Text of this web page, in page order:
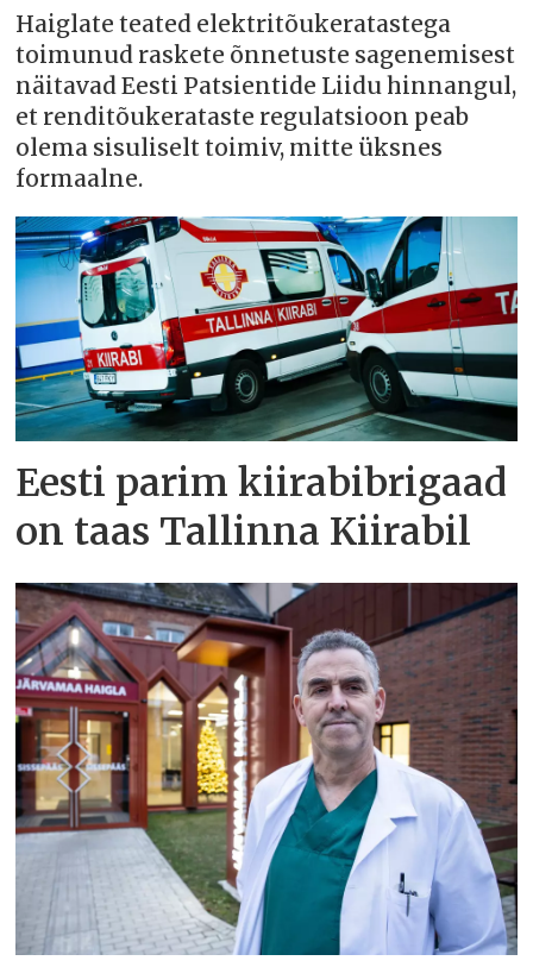
Haiglate teated elektritõukeratastega
toimunud raskete õnnetuste sagenemisest
näitavad Eesti Patsientide Liidu hinnangul,
et renditõukerataste regulatsioon peab
olema sisuliselt toimiv, mitte üksnes
formaalne.
Eesti parim kiirabibrigaad
on taas Tallinna Kiirabil